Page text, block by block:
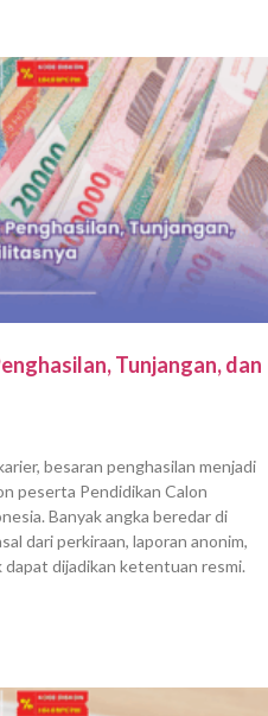
Tunjangan, dan
besaran penghasilan menjadi
peserta Pendidikan Calon
Banyak angka beredar di
dari perkiraan, laporan anonim,
dijadikan ketentuan resmi.